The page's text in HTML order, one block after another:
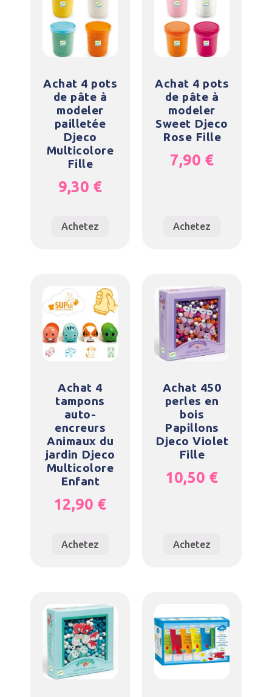
Achat 4 pots
de pâte à
modeler
pailletée
Djeco
Multicolore
Fille
9,30 €
Achetez
Achat 4 pots
de pâte à
modeler
Sweet Djeco
Rose Fille
7,90 €
Achetez
Achat 4
tampons
auto-
encreurs
Animaux du
jardin Djeco
Multicolore
Enfant
12,90 €
Achetez
Achat 450
perles en
bois
Papillons
Djeco Violet
Fille
10,50 €
Achetez